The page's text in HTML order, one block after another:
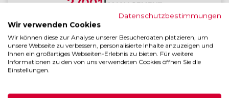
Die gesamte Entwicklung ist ISO 27001 zertifiziert
Datenschutzbestimmungen
Wir verwenden Cookies
Wir können diese zur Analyse unserer Besucherdaten platzieren, um
unsere Webseite zu verbessern, personalisierte Inhalte anzuzeigen und
Ihnen ein großartiges Webseiten-Erlebnis zu bieten. Für weitere
Informationen zu den von uns verwendeten Cookies öffnen Sie die
Einstellungen.